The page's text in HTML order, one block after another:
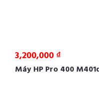
3,200,000 ₫
Máy HP Pro 400